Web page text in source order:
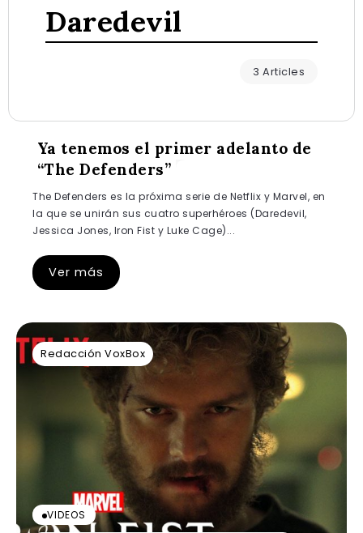
Daredevil
3 Articles
Ya tenemos el primer adelanto de
“The Defenders”
The Defenders es la próxima serie de Netflix y Marvel, en
la que se unirán sus cuatro superhéroes (Daredevil,
Jessica Jones, Iron Fist y Luke Cage)...
Ver más
Redacción VoxBox
VIDEOS